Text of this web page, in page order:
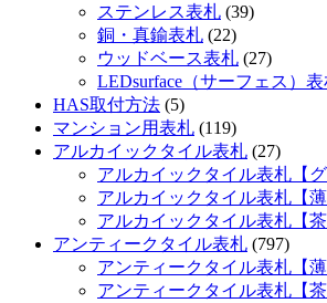
ステンレス表札 (39)
銅・真鍮表札 (22)
ウッドベース表札 (27)
LEDsurface（サーフェス）
HAS取付方法 (5)
マンション用表札 (119)
アルカイックタイル表札 (27)
アルカイックタイル表札【グ
アルカイックタイル表札【薄
アルカイックタイル表札【茶
アンティークタイル表札 (797)
アンティークタイル表札【薄
アンティークタイル表札【茶